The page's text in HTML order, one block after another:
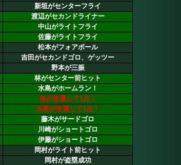
新垣がセンターフライ
渡辺がセカンドライナー
中山がライトフライ
佐藤がライトフライ
松本がフォアボール
吉田がセカンドゴロ、ゲッツー
野本が三振
林がセンター前ヒット
水島がホームラン！
林が生還して1点！
水島が生還して1点！
藤木がサードゴロ
川崎がショートゴロ
伊藤がショートゴロ
岡村がライト前ヒット
岡村が盗塁成功